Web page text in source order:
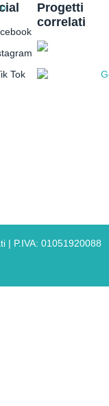
Tok
Progetti
correlati
| P.IVA: 01051920088